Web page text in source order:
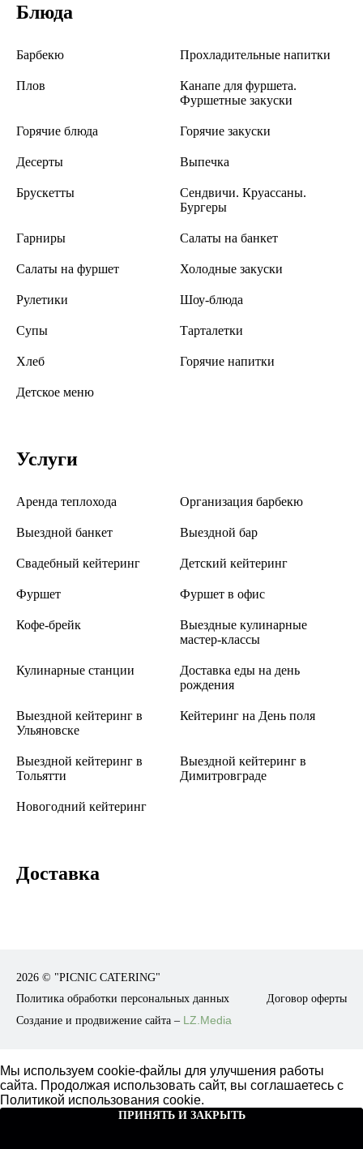
Блюда
Барбекю Прохладительные напитки
Плов
Канапе для фуршета.
Фуршетные закуски
Горячие блюда Горячие закуски
Десерты Выпечка
Брускетты
Сендвичи. Круассаны.
Бургеры
Гарниры Салаты на банкет
Салаты на фуршет Холодные закуски
Рулетики Шоу-блюда
Супы Тарталетки
Хлеб Горячие напитки
Детское меню
Услуги
Аренда теплохода Организация барбекю
Выездной банкет Выездной бар
Свадебный кейтеринг Детский кейтеринг
Фуршет Фуршет в офис
Кофе-брейк
Выездные кулинарные
мастер-классы
Кулинарные станции
Доставка еды на день
рождения
Выездной кейтеринг в
Ульяновске
Кейтеринг на День поля
Выездной кейтеринг в
Тольятти
Выездной кейтеринг в
Димитровграде
Новогодний кейтеринг
Доставка
2026 © "PICNIC CATERING"
Политика обработки персональных данных
Договор оферты
Создание и продвижение сайта – LZ.Media
Мы используем cookie-файлы для улучшения работы
сайта. Продолжая использовать сайт, вы соглашаетесь с
Политикой использования cookie.
ПРИНЯТЬ И ЗАКРЫТЬ